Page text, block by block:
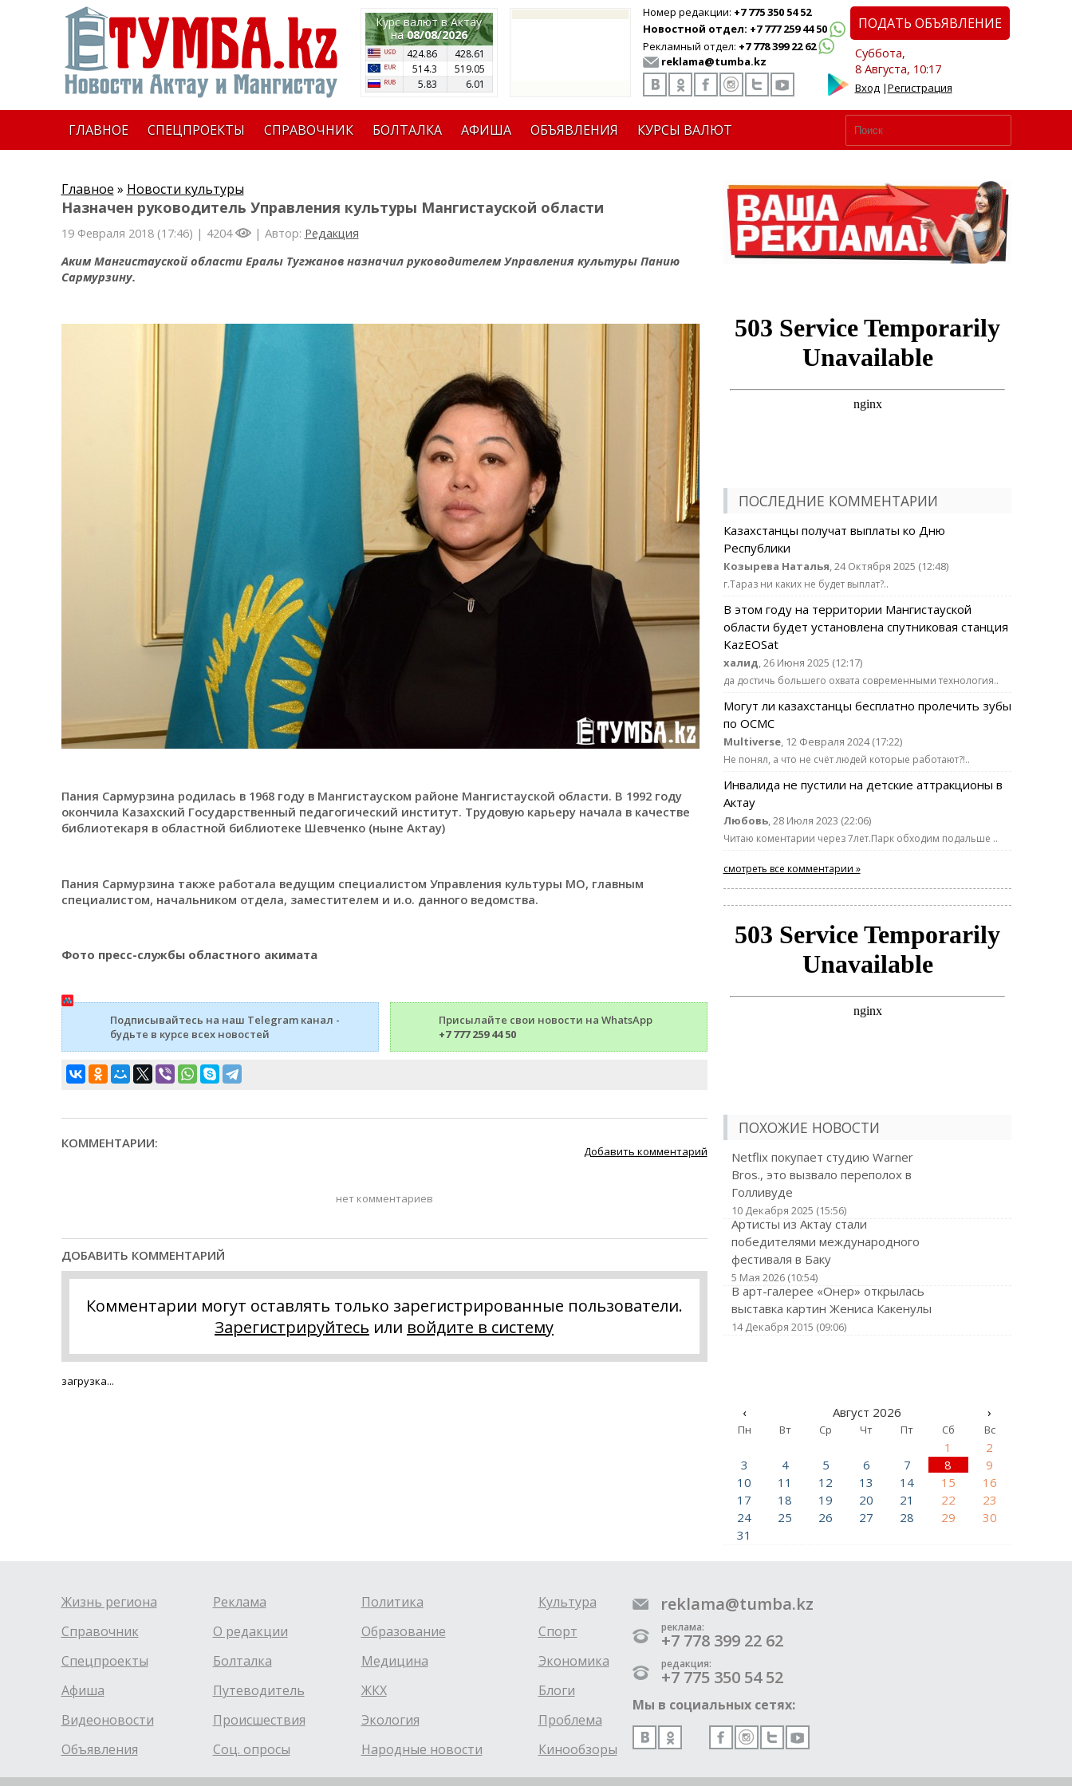
Курс валют в Актау
на08/08/2026
424.86
428.61
514.3
519.05
5.83
6.01
Номер редакции: +7 775 350 54 52
Новостной отдел: +7 777 259 44 50
Рекламный отдел: +7 778 399 22 62
reklama@tumba.kz
ПОДАТЬ ОБЪЯВЛЕНИЕ
Суббота,
8 Августа, 10:17
Вход|Регистрация
ГЛАВНОЕ СПЕЦПРОЕКТЫ СПРАВОЧНИК БОЛТАЛКА АФИША ОБЪЯВЛЕНИЯ КУРСЫ ВАЛЮТ
Главное » Новости культуры
Назначен руководитель Управления культуры Мангистауской области
19 Февраля 2018 (17:46) | 4204 | Автор: Редакция
Аким Мангистауской области Ералы Тугжанов назначил руководителем Управления культуры Панию
Сармурзину.
Пания Сармурзина родилась в 1968 году в Мангистауском районе Мангистауской области. В 1992 году
окончила Казахский Государственный педагогический институт. Трудовую карьеру начала в качестве
библиотекаря в областной библиотеке Шевченко (ныне Актау)
Пания Сармурзина также работала ведущим специалистом Управления культуры МО, главным
специалистом, начальником отдела, заместителем и и.о. данного ведомства.
Фото пресс-службы областного акимата
Подписывайтесь на наш Telegram канал -
будьте в курсе всех новостей
Присылайте свои новости на WhatsApp
+7 777 259 44 50
КОММЕНТАРИИ:
Добавить комментарий
нет комментариев
ДОБАВИТЬ КОММЕНТАРИЙ
Комментарии могут оставлять только зарегистрированные пользователи.
Зарегистрируйтесь или войдите в систему
загрузка...
ПОСЛЕДНИЕ КОММЕНТАРИИ
Казахстанцы получат выплаты ко Дню
Республики
Козырева Наталья, 24 Октября 2025 (12:48)
г.Тараз ни каких не будет выплат?..
В этом году на территории Мангистауской
области будет установлена спутниковая станция
KazEOSat
халид, 26 Июня 2025 (12:17)
да достичь большего охвата современными технология..
Могут ли казахстанцы бесплатно пролечить зубы
по ОСМС
Multiverse, 12 Февраля 2024 (17:22)
Не понял, а что не счёт людей которые работают?!..
Инвалида не пустили на детские аттракционы в
Актау
Любовь, 28 Июля 2023 (22:06)
Читаю коментарии через 7лет.Парк обходим подальше ..
смотреть все комментарии »
ПОХОЖИЕ НОВОСТИ
Netflix покупает студию Warner
Bros., это вызвало переполох в
Голливуде
10 Декабря 2025 (15:56)
Артисты из Актау стали
победителями международного
фестиваля в Баку
5 Мая 2026 (10:54)
В арт-галерее «Онер» открылась
выставка картин Жениса Какенулы
14 Декабря 2015 (09:06)
‹ Август 2026 ›
Пн Вт Ср Чт Пт Сб Вс
1
2
3
4 5 6 7 8
9
10
11 12 13 14 15
16
17
18 19 20 21 22
23
24
25 26 27 28 29
30
31
Жизнь региона
Справочник
Спецпроекты
Афиша
Видеоновости
Объявления
Реклама
О редакции
Болталка
Путеводитель
Происшествия
Соц. опросы
Политика
Образование
Медицина
ЖКХ
Экология
Народные новости
Культура
Спорт
Экономика
Блоги
Проблема
Кинообзоры
reklama@tumba.kz
реклама:
+7 778 399 22 62
редакция:
+7 775 350 54 52
Мы в социальных сетях: